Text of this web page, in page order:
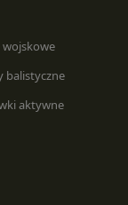
wojskowe
balistyczne
aktywne